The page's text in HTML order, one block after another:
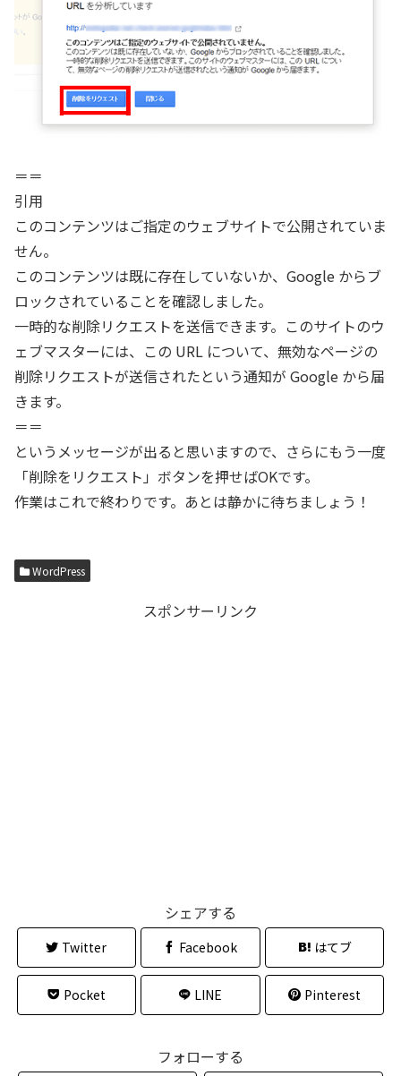
＝＝
引用
このコンテンツはご指定のウェブサイトで公開されていま
せん。
このコンテンツは既に存在していないか、Google からブ
ロックされていることを確認しました。
一時的な削除リクエストを送信できます。このサイトのウ
ェブマスターには、この URL について、無効なページの
削除リクエストが送信されたという通知が Google から届
きます。
＝＝
というメッセージが出ると思いますので、さらにもう一度
「削除をリクエスト」ボタンを押せばOKです。
作業はこれで終わりです。あとは静かに待ちましょう！
WordPress
スポンサーリンク
シェアする
Twitter Facebook はてブ
Pocket LINE Pinterest
フォローする